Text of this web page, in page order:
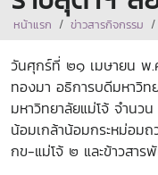
หน้าแรก ข่าวสารกิจกรรม
วันศุกร์ที่ ๒๑ เมษายน พ.
ทองมา อธิการบดีมหาวิ
มหาวิทยาลัยแม่โจ้ จำนว
น้อมเกล้าน้อมกระหม่อมถ
กข-แม่โจ้ ๒ และข้าวสาร